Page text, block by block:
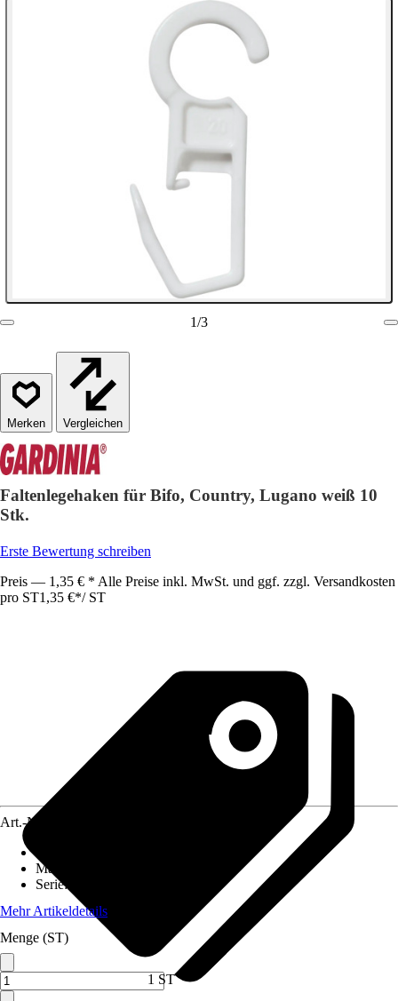
1/3
Vergleichen
Faltenlegehaken für Bifo, Country, Lugano weiß 10
Stk.
Erste Bewertung schreiben
Preis — 1,35 € * Alle Preise inkl. MwSt. und ggf. zzgl. Versandkosten
pro ST1,35 €*/ ST
Art.-Nr.
Material
Serie:
Mehr Artikeldetails
Menge (ST)
1 ST